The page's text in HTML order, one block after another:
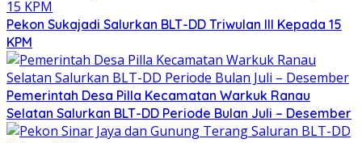
Pekon Sukajadi Salurkan BLT-DD Triwulan III Kepada 15
KPM
Pemerintah Desa Pilla Kecamatan Warkuk Ranau
Selatan Salurkan BLT-DD Periode Bulan Juli – Desember